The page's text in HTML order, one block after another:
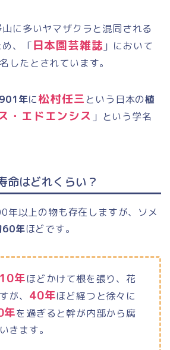
に多いヤマザクラと混同される
、「日本園芸雑誌 」において
したとされています。
年に松村任三という日本の植
・エドエンシス 」という学名
命はどれくらい？
年以上の物も存在しますが、ソメ
60年ほどです。
10年ほどかけて根を張り、花
が、 40年ほど経つと徐々に
年を過ぎると幹が内部から腐
きます。